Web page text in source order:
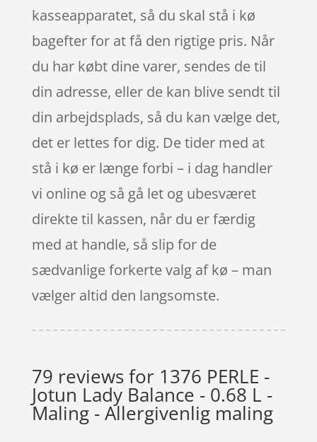
kasseapparatet, så du skal stå i kø
bagefter for at få den rigtige pris. Når
du har købt dine varer, sendes de til
din adresse, eller de kan blive sendt til
din arbejdsplads, så du kan vælge det,
det er lettes for dig. De tider med at
stå i kø er længe forbi – i dag handler
vi online og så gå let og ubesværet
direkte til kassen, når du er færdig
med at handle, så slip for de
sædvanlige forkerte valg af kø – man
vælger altid den langsomste.
79 reviews for 1376 PERLE -
Jotun Lady Balance - 0.68 L -
Maling - Allergivenlig maling